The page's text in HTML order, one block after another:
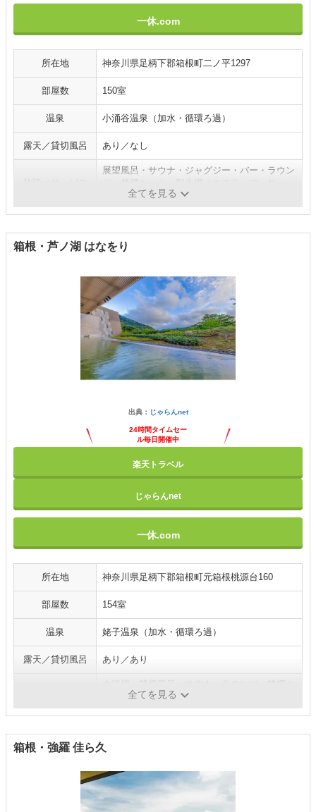
一休.com
所在地 神奈川県足柄下郡箱根町二ノ平1297
部屋数 150室
温泉 小涌谷温泉（加水・循環ろ過）
露天／貸切風呂 あり／なし
展望風呂・サウナ・ジャグジー・バー・ラウン
ジ・将棋・囲碁・ゴルフ・陶芸
全てを見る
箱根・芦ノ湖 はなをり
出典： じゃらんnet
24時間タイムセー
ル毎日開催中
楽天トラベル
じゃらんnet
一休.com
所在地 神奈川県足柄下郡箱根町元箱根桃源台160
部屋数 154室
温泉 姥子温泉（加水・循環ろ過）
露天／貸切風呂 あり／あり
ーム・製氷機／エステ・マッサージ
全てを見る
箱根・強羅 佳ら久